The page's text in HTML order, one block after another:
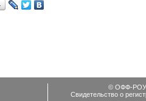
© ОФФ-
Свидетельство о